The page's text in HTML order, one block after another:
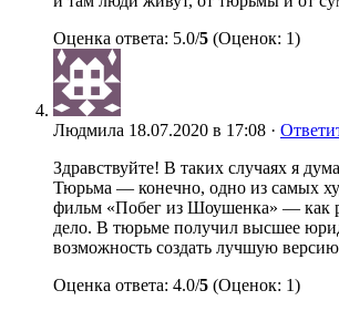
Оценка ответа: 5.0/5 (Оценок: 1)
Людмила 18.07.2020 в 17:08 ·
Здравствуйте! В таких случаях я
Тюрьма — конечно, одно из самых
фильм «Побег из Шоушенка» — как
дело. В тюрьме получил высшее
возможность создать лучшую версию
Оценка ответа: 4.0/5 (Оценок: 1)